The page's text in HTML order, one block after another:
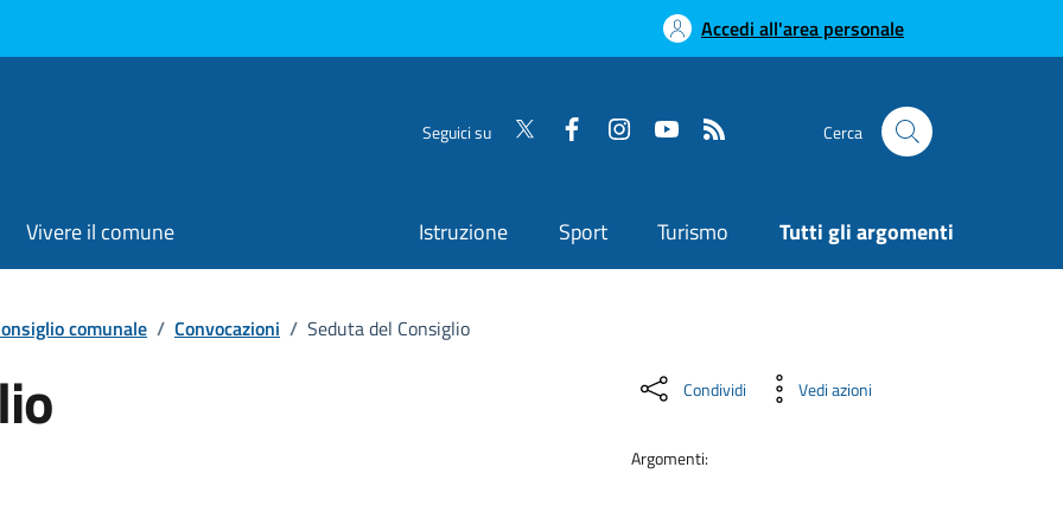
Accedi all'area personale
Seguici su Cerca
Vivere il comune Istruzione Sport Turismo Tutti gli argomenti
comunale / Convocazioni / Seduta del Consiglio
Condividi Vedi azioni
Argomenti: